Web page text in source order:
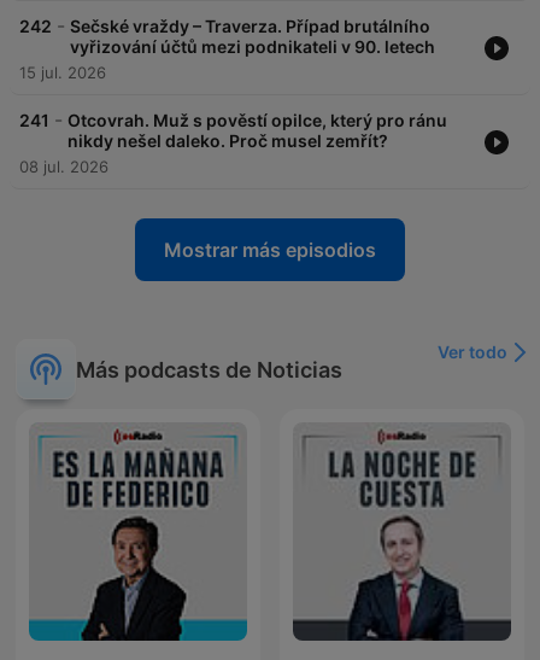
242 - Sečské vraždy – Traverza. Případ brutálního
vyřizování účtů mezi podnikateli v 90. letech
15 jul. 2026
241 - Otcovrah. Muž s pověstí opilce, který pro ránu
nikdy nešel daleko. Proč musel zemřít?
08 jul. 2026
Mostrar más episodios
Más podcasts de Noticias
Ver todo